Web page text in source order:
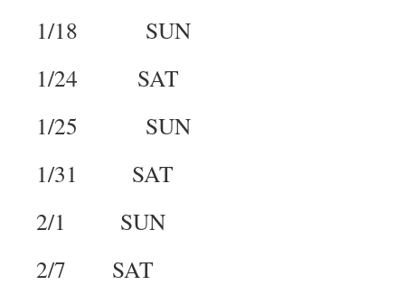
1/18 SUN
1/24 SAT
1/25 SUN
1/31 SAT
2/1 SUN
2/7 SAT